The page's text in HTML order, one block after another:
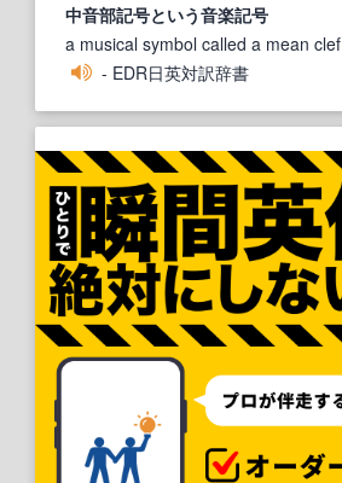
中音部記号という音楽記号
a musical symbol called a mean clef
- EDR日英対訳辞書